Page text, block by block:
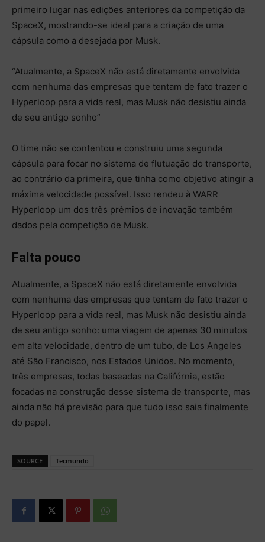
primeiro lugar nas edições anteriores da competição da
SpaceX, mostrando-se ideal para a criação de uma
cápsula como a desejada por Musk.
“Atualmente, a SpaceX não está diretamente envolvida
com nenhuma das empresas que tentam de fato trazer o
Hyperloop para a vida real, mas Musk não desistiu ainda
de seu antigo sonho”
O time não se contentou e construiu uma segunda
cápsula para focar no sistema de flutuação do transporte,
ao contrário da primeira, que tinha como objetivo atingir a
máxima velocidade possível. Isso rendeu à WARR
Hyperloop um dos três prêmios de inovação também
dados pela competição de Musk.
Falta pouco
Atualmente, a SpaceX não está diretamente envolvida
com nenhuma das empresas que tentam de fato trazer o
Hyperloop para a vida real, mas Musk não desistiu ainda
de seu antigo sonho: uma viagem de apenas 30 minutos
em alta velocidade, dentro de um tubo, de Los Angeles
até São Francisco, nos Estados Unidos. No momento,
três empresas, todas baseadas na Califórnia, estão
focadas na construção desse sistema de transporte, mas
ainda não há previsão para que tudo isso saia finalmente
do papel.
SOURCE Tecmundo